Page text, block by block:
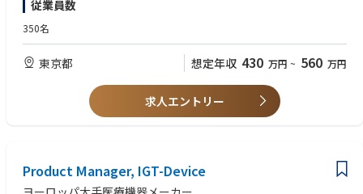
・免疫検査に関する学術的知識
・医療機器規制（MD/IVD）に関する基礎的な理解（あれば尚可）
（ディテーリング）を行います。対面とは異なる環境だからこそ、丁寧な
ヒアリングや資料の工夫を通じて、医師の深い信頼を獲得していくやりが
いがあります。
「m3.com」を介して医師に届けるメールや、処方意向・ボトルネック
「どうすれば多忙な先生に読んでもらえるか」「どんな設問なら本音が
引き出せるか」などを、医師の心理に寄り添ってライティングします。
信前に確認・精査を行います。
◆顧客（医師）対応（医師コミュニケーション/コンテンツ関連の窓口業
■社内プロジェクトやチーム活動で役割を果たした経験
■メール/チャット等を用いた医師への文章作成経験
■ITツールの実務利用経験
従業員数
350名
東京都 想定年収 430 万円 ~ 560 万円
求人エントリー
Product Manager, IGT-Device